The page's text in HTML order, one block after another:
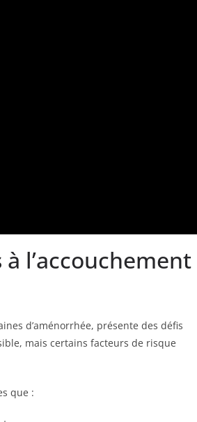
l’accouchement
d’aménorrhée, présente des défis
mais certains facteurs de risque
que :